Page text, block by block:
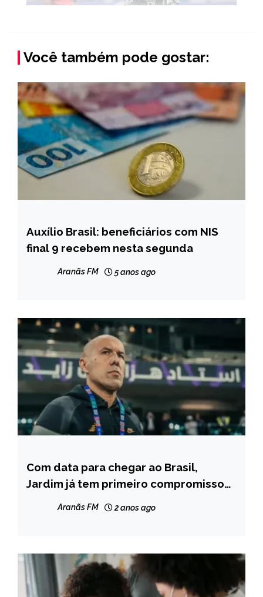
Você também pode gostar:
BRASIL
NOTÍCIAS
Auxílio Brasil: beneficiários com NIS
final 9 recebem nesta segunda
Aranãs FM 5 anos ago
ESPORTES
NOTÍCIAS
Com data para chegar ao Brasil,
Jardim já tem primeiro compromisso
Aranãs FM 2 anos ago